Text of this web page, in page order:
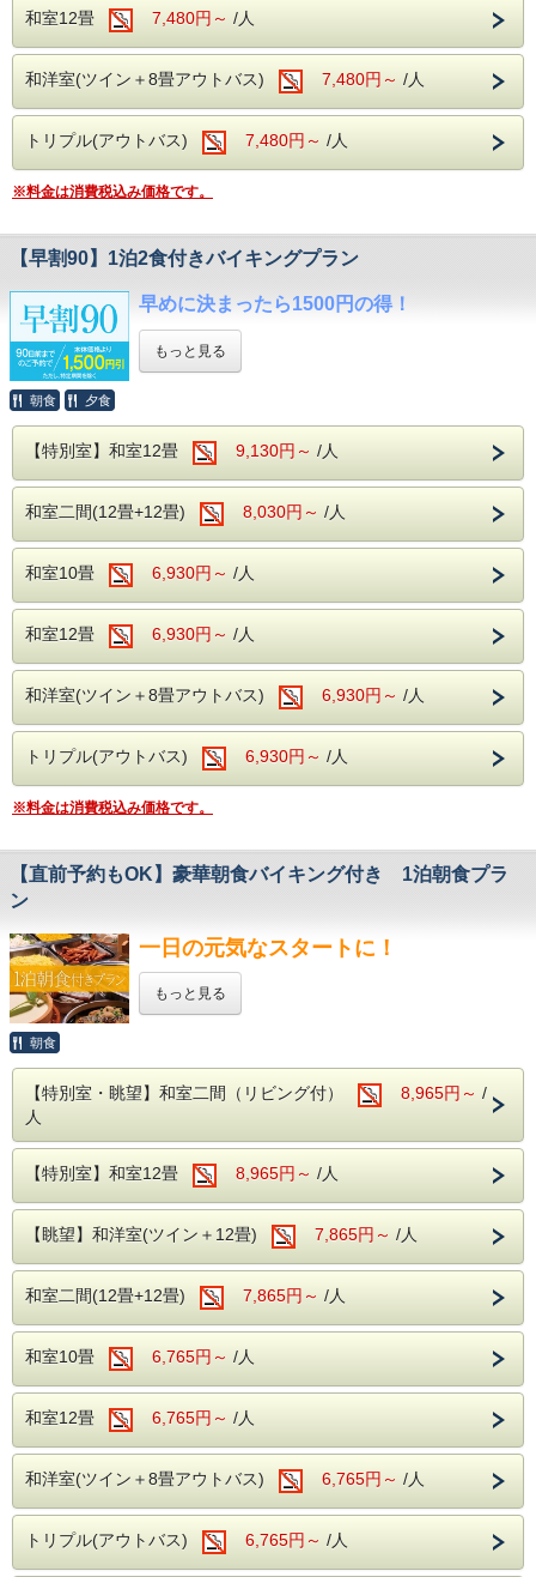
自然を体験できる最寄りの道の駅です。
当館からお車で約50分
ジャム作りや売店も充実している
農園でございます。
食べて、飲んで、温泉で癒されてください。
食べ過ぎちゃっても
もちろん追加料金はございません！
温泉でゆっくりと日頃の疲れを癒してください。
＜館内施設（無料サービス）＞
・ロビー：開けた窓より、湯檜曽の景色に
疲れを癒してください。
快適にご利用いただけます。
・カラオケ・卓球：無料でご利用いただけます。
＜オススメの観光施設＞
谷川岳ヨッホ
当館から車で約10分
ロープウェイとリフトで上ると、
のんびり歩く。
名物山グルメ・谷川岳パングラタンや
岩場を望むサイクリングなど、
山を楽しむ出会いが待っています。
当館からお車で約10分
売店横丁や清流公園でみなかみの特産、
自然を体験できる最寄りの道の駅です。
原田農園
当館からお車で約50分
各季節ごとの果物狩りはもちろん、
ジャム作りや売店も充実している
農園でございます。
7日前～2日前まで・・・ご宿泊料金の20％
当日・・・ご宿泊料金の50％
無連絡・・・ご宿泊料金の100％
≪早割プランの詳しい内容はこちら≫
ホテル湯の陣は・・・
大自然に囲まれ情緒にあふれた湯檜曽温泉。
滾々と湧き出る源泉は心身を柔らかく包みます。
保温・保湿効果に優れており、
疲労回復や関節痛、冷え性に効能が望めます。
体の芯からご実感くださいませ。
様々な食材を利用した約50種類のバイキング。
サラダや揚げ物、
ソフトクリームやデザートまで・・・
子供も大人も、
おじいちゃんおばあちゃんまで。
みなさまが楽しめるお食事を
多数ご用意しております。
そしてなんといってもアルコール！
生ビール(アサヒスーパードライ)をはじめ
お楽しみいただけます。
飲み過ぎにはお気を付けくださいませ・・・
食べ過ぎちゃっても
飲み過ぎちゃっても
温泉でゆっくりと日頃の疲れを癒してください。
＜館内施設（無料サービス）＞
・ロビー：開けた窓より、湯檜曽の景色に
快適にご利用いただけます。
・カラオケ・卓球：無料でご利用いただけます。
＜オススメの観光施設＞
そこは標高1500mの別天地。
展望台のカフェで一休みしたら、
のんびり歩く。
名物山グルメ・谷川岳パングラタンや
岩場を望むサイクリングなど、
山を楽しむ出会いが待っています。
当館からお車で約10分
売店横丁や清流公園でみなかみの特産、
原田農園
各季節ごとの果物狩りはもちろん、
ジャム作りや売店も充実している
和室12畳 7,480円～ /人
和洋室(ツイン＋8畳アウトバス) 7,480円～ /人
トリプル(アウトバス) 7,480円～ /人
※料金は消費税込み価格です。
【早割90】1泊2食付きバイキングプラン
早めに決まったら1500円の得！
なんとお一人様あたり本体価格より
1500円（税込1.650円）もお得に
※本プランは通常プランと
キャンセルポリシーが異なります。
30日前から～8日前まで・・・ご宿泊料金の5％
7日前～2日前まで・・・ご宿泊料金の20％
無連絡・・・ご宿泊料金の100％
のキャンセル料が発生します。
※各種優待券、割引プランやキャンペーンなどとの
併用は出来ません。
≪早割プランについて詳しい内容は
ホテル湯の陣は・・・
＜滾々と湧き出る湯檜曽温泉を堪能♪＞
保温・保湿効果に優れており、
疲労回復や関節痛、冷え性に効能が望めます。
体の芯からご実感くださいませ。
＜アルコール飲み放題付！
サラダや揚げ物、
ソフトクリームやデザートまで・・・
おじいちゃんおばあちゃんまで。
みなさまが楽しめるお食事を
多数ご用意しております。
そしてなんといってもアルコール！
生ビール(アサヒスーパードライ)をはじめ
飲み過ぎにはお気を付けくださいませ・・・
食べて、飲んで、温泉で癒されてください。
飲み過ぎちゃっても
もちろん追加料金はございません！
温泉でゆっくりと日頃の疲れを癒してください。
＜館内施設（無料サービス）＞
・ロビー：開けた窓より、湯檜曽の景色に
快適にご利用いただけます。
・カラオケ・卓球：無料でご利用いただけます。
もっと見る
朝食 夕食
【特別室】和室12畳 9,130円～ /人
和室二間(12畳+12畳) 8,030円～ /人
和室10畳 6,930円～ /人
和室12畳 6,930円～ /人
和洋室(ツイン＋8畳アウトバス) 6,930円～ /人
トリプル(アウトバス) 6,930円～ /人
※料金は消費税込み価格です。
【直前予約もOK】豪華朝食バイキング付き 1泊朝食プラ
ン
一日の元気なスタートに！
到着時間が遅くなりそう…
観光と食事を外で楽しんでから
本プランはビジネス利用や観光を
しっかり楽しみたいお客様に
大人気のプランです！！
朝食は一日のスタートに大事な活力源！
モリモリお召し上がりいただき、
一日を乗り切りましょう！
チェックアウトはお昼の１１：００
ゆっくりステイをお楽しみいただけます。
ホテル湯の陣は・・・
＜滾々と湧き出る湯檜曽温泉を堪能♪＞
保温・保湿効果に優れており、
疲労回復や関節痛、冷え性に効能が望めます。
＜館内施設（無料サービス）＞
もっと見る
朝食
【特別室・眺望】和室二間（リビング付） 8,965円～ /
人
【特別室】和室12畳 8,965円～ /人
【眺望】和洋室(ツイン＋12畳) 7,865円～ /人
和室二間(12畳+12畳) 7,865円～ /人
和室10畳 6,765円～ /人
和室12畳 6,765円～ /人
和洋室(ツイン＋8畳アウトバス) 6,765円～ /人
トリプル(アウトバス) 6,765円～ /人